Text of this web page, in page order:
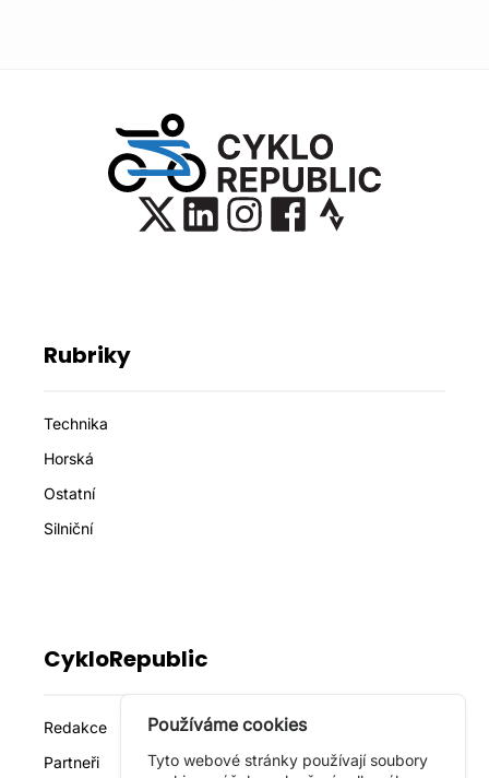
Rubriky
Technika
Horská
Ostatní
Silniční
CykloRepublic
Redakce
Partneři
Používáme cookies
Tyto webové stránky používají soubory